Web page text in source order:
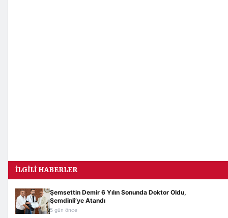
İLGILI HABERLER
Şemsettin Demir 6 Yılın Sonunda Doktor Oldu,
Şemdinli’ye Atandı
5 gün önce